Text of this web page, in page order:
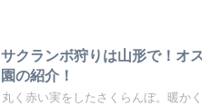
サクランボ狩りは山形で！オ
園の紹介！
丸く赤い実をしたさくらんぼ。暖か